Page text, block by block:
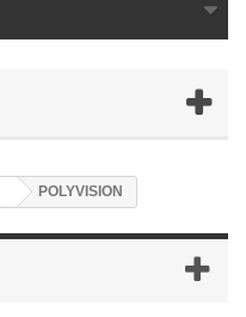
POLYVISION